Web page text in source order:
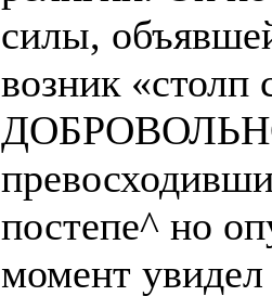
силы,
возник «столп
постепе^ но
момент